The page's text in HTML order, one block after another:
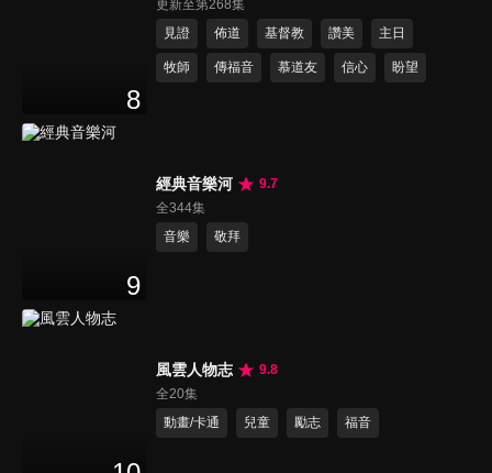
8
更新至第268集
見證
佈道 基督教 讚美 主日
牧師 傳福音 慕道友 信心 盼望
9
經典音樂河
9.7
全344集
音樂
敬拜
風雲人物志
9.8
全20集
動畫/卡通
兒童 勵志 福音